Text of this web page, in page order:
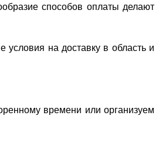
способов оплаты делают
на доставку в область и
времени или организуем